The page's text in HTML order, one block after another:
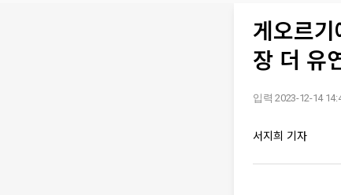
게오르
장 더 유
입력 2023-12-14
서지희 기자